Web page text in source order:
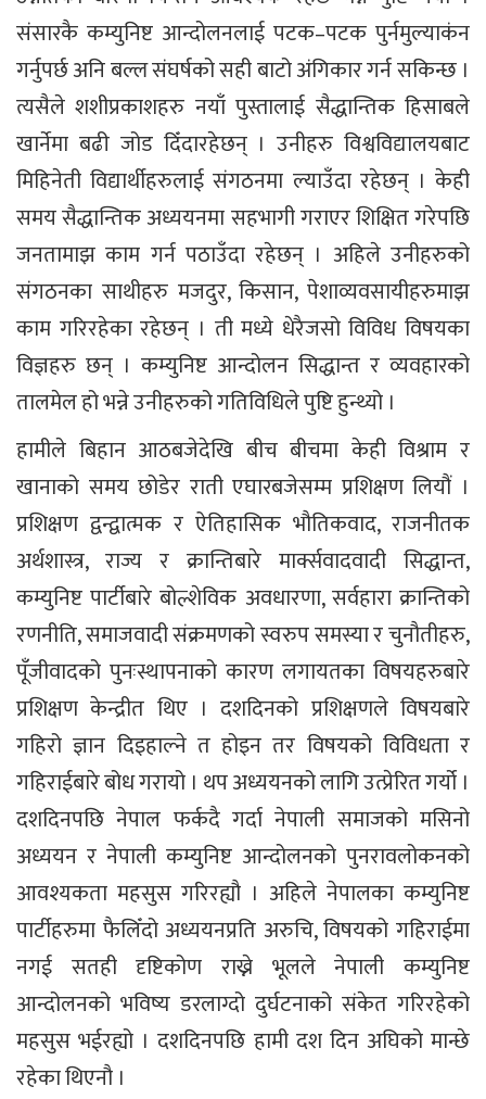
संसारकै कम्युनिष्ट आन्दोलनलाई पटक–पटक पुर्नमुल्याकंन
गर्नुपर्छ अनि बल्ल संघर्षको सही बाटो अंगिकार गर्न सकिन्छ ।
त्यसैले शशीप्रकाशहरु नयाँ पुस्तालाई सैद्धान्तिक हिसाबले
खार्नेमा बढी जोड दिँदारहेछन् । उनीहरु विश्वविद्यालयबाट
मिहिनेती विद्यार्थीहरुलाई संगठनमा ल्याउँदा रहेछन् । केही
समय सैद्धान्तिक अध्ययनमा सहभागी गराएर शिक्षित गरेपछि
जनतामाझ काम गर्न पठाउँदा रहेछन् । अहिले उनीहरुको
संगठनका साथीहरु मजदुर, किसान, पेशाव्यवसायीहरुमाझ
काम गरिरहेका रहेछन् । ती मध्ये धेरैजसो विविध विषयका
विज्ञहरु छन् । कम्युनिष्ट आन्दोलन सिद्धान्त र व्यवहारको
तालमेल हो भन्ने उनीहरुको गतिविधिले पुष्टि हुन्थ्यो ।
हामीले बिहान आठबजेदेखि बीच बीचमा केही विश्राम र
खानाको समय छोडेर राती एघारबजेसम्म प्रशिक्षण लियौं ।
प्रशिक्षण द्वन्द्वात्मक र ऐतिहासिक भौतिकवाद, राजनीतक
अर्थशास्त्र, राज्य र क्रान्तिबारे मार्क्सवादवादी सिद्धान्त,
कम्युनिष्ट पार्टीबारे बोल्शेविक अवधारणा, सर्वहारा क्रान्तिको
रणनीति, समाजवादी संक्रमणको स्वरुप समस्या र चुनौतीहरु,
पूँजीवादको पुनःस्थापनाको कारण लगायतका विषयहरुबारे
प्रशिक्षण केन्द्रीत थिए । दशदिनको प्रशिक्षणले विषयबारे
गहिरो ज्ञान दिइहाल्ने त होइन तर विषयको विविधता र
गहिराईबारे बोध गरायो । थप अध्ययनको लागि उत्प्रेरित गर्यो ।
दशदिनपछि नेपाल फर्कदै गर्दा नेपाली समाजको मसिनो
अध्ययन र नेपाली कम्युनिष्ट आन्दोलनको पुनरावलोकनको
आवश्यकता महसुस गरिरह्यौ । अहिले नेपालका कम्युनिष्ट
पार्टीहरुमा फैलिँदो अध्ययनप्रति अरुचि, विषयको गहिराईमा
नगई सतही दृष्टिकोण राख्ने भूलले नेपाली कम्युनिष्ट
आन्दोलनको भविष्य डरलाग्दो दुर्घटनाको संकेत गरिरहेको
महसुस भईरह्यो । दशदिनपछि हामी दश दिन अघिको मान्छे
रहेका थिएनौ ।